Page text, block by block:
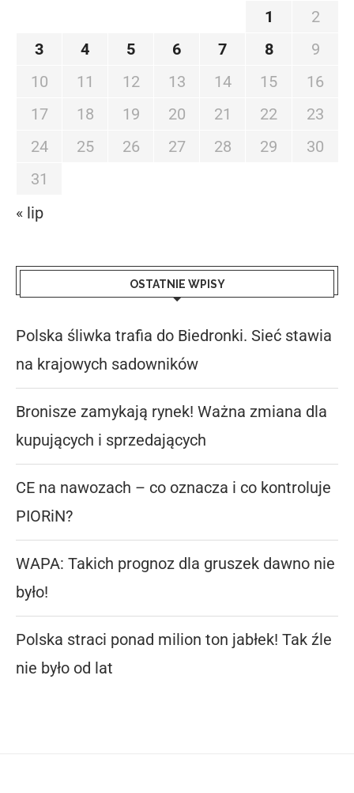
1
2
3
4 5 6 7 8
9
10
11 12 13 14 15
16
17
18 19 20 21 22
23
24
25 26 27 28 29
30
31
« lip
OSTATNIE WPISY
Polska śliwka trafia do Biedronki. Sieć stawia
na krajowych sadowników
Bronisze zamykają rynek! Ważna zmiana dla
kupujących i sprzedających
CE na nawozach – co oznacza i co kontroluje
PIORiN?
WAPA: Takich prognoz dla gruszek dawno nie
było!
Polska straci ponad milion ton jabłek! Tak źle
nie było od lat